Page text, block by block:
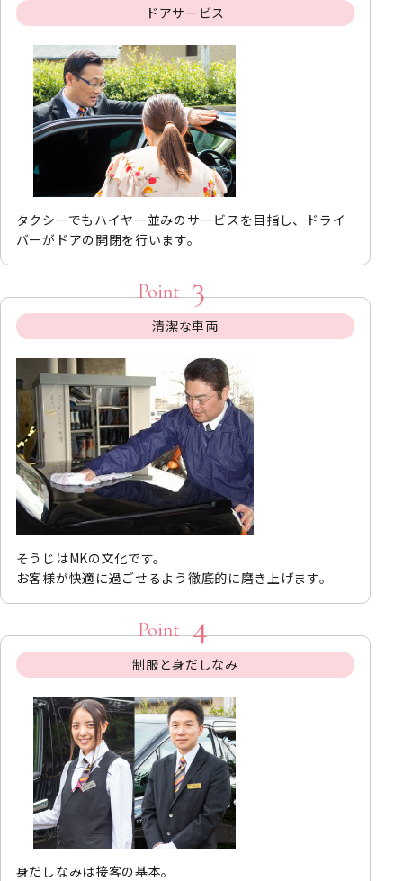
ドアサービス
タクシーでもハイヤー並みのサービスを目指し、ドライ
バーがドアの開閉を行います。
清潔な車両
そうじはMKの文化です。
お客様が快適に過ごせるよう徹底的に磨き上げます。
制服と身だしなみ
身だしなみは接客の基本。